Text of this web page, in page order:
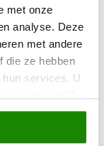
met onze
analyse. Deze
met andere
die ze hebben
services. U